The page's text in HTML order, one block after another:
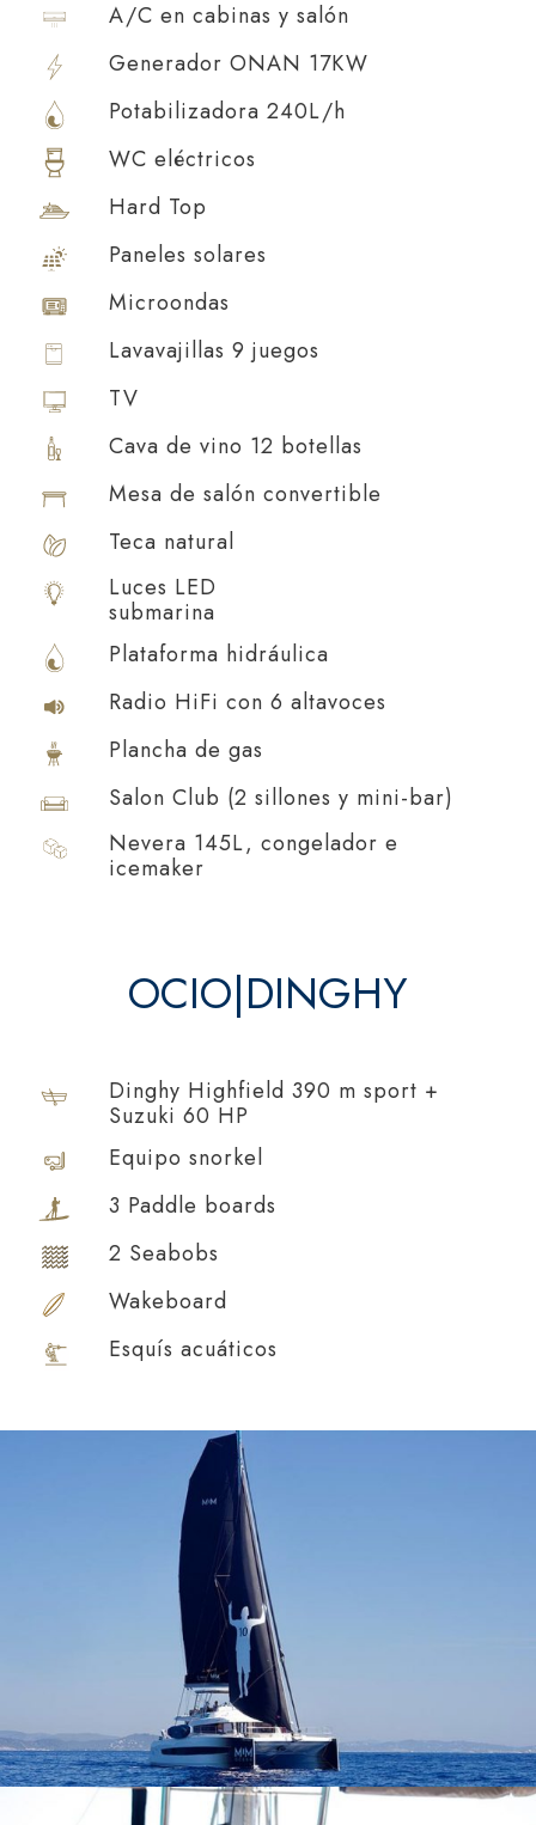
OCIO|DINGHY
A/C en cabinas y salón
Generador ONAN 17KW
Potabilizadora 240L/h
WC eléctricos
Hard Top
Paneles solares
Microondas
Lavavajillas 9 juegos
TV
Cava de vino 12 botellas
Mesa de salón convertible
Teca natural
Luces LED
submarina
Plataforma hidráulica
Radio HiFi con 6 altavoces
Plancha de gas
Salon Club (2 sillones y mini-bar)
Nevera 145L, congelador e
icemaker
Dinghy Highfield 390 m sport +
Suzuki 60 HP
Equipo snorkel
3 Paddle boards
2 Seabobs
Wakeboard
Esquís acuáticos